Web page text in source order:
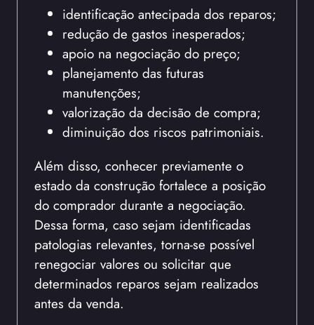
identificação antecipada dos reparos;
redução de gastos inesperados;
apoio na negociação do preço;
planejamento das futuras
manutenções;
valorização da decisão de compra;
diminuição dos riscos patrimoniais.
Além disso, conhecer previamente o
estado da construção fortalece a posição
do comprador durante a negociação.
Dessa forma, caso sejam identificadas
patologias relevantes, torna-se possível
renegociar valores ou solicitar que
determinados reparos sejam realizados
antes da venda.